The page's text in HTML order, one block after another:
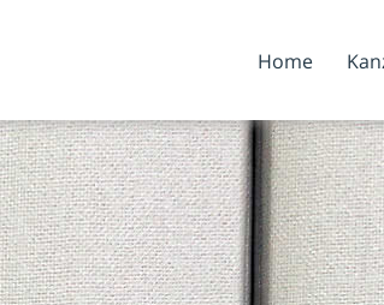
Home